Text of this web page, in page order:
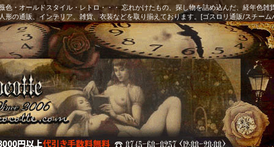
色・オールドスタイル・レトロ・・・ 忘れかけたもの、探し物を詰め込んだ、経年色雑
形の通販、インテリア、雑貨、衣装などを取り揃えております。[ゴスロリ通販/スチーム